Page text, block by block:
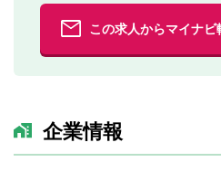
この求人からマイナ
企業情報